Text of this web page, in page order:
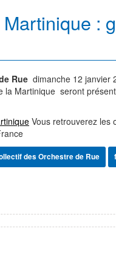
:
Rue dimanche 12 janvier
la Martinique seront
Vous retrouverez les
des Orchestre de Rue